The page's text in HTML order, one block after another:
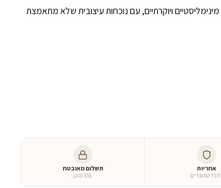
ויוקרתיים, עם נוכחות עיצובית שלא מתאמצת
אחריות
כל המוצרים
תשלום מאובטח
SSL מוגן